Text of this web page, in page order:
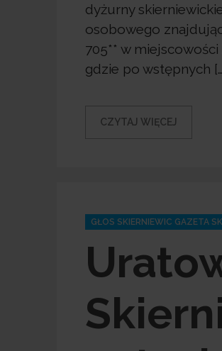
dyżurny
osobowego
705** w
gdzie po wstępnych
CZYTAJ WIĘCEJ
Categories
GŁOS SKIERNIEWIC GAZETA